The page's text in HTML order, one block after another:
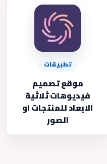
تطبيقات
موقع تصميم
فيديوهات ثلاثية
الابعاد للمنتجات او
الصور